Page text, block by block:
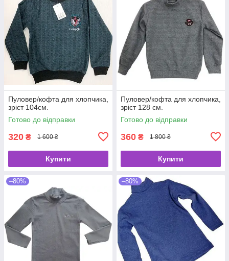
Пуловер/кофта для хлопчика,
зріст 104см.
Готово до відправки
320 ₴ 1 600 ₴
Купити
Пуловер/кофта для хлопчика,
зріст 128 см.
Готово до відправки
360 ₴ 1 800 ₴
Купити
–80% –80%